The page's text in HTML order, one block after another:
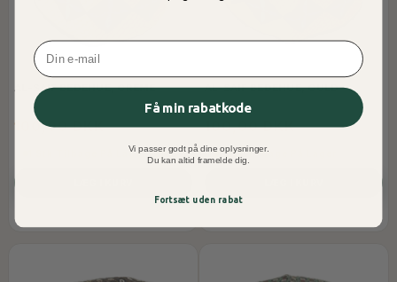
AL-SAIF BEDEHUE, CREME
100,00 DKK
1 Stk Tilbage På Lager
AL-SAIF BEDEHUE, GULD
100,00 DKK
1 Stk Tilbage På Lager
Email
Få min rabatkode
Vi passer godt på dine oplysninger.
Du kan altid framelde dig.
Fortsæt uden rabat